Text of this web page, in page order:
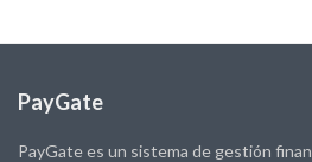
PayGate
PayGate es un sistema de gestión